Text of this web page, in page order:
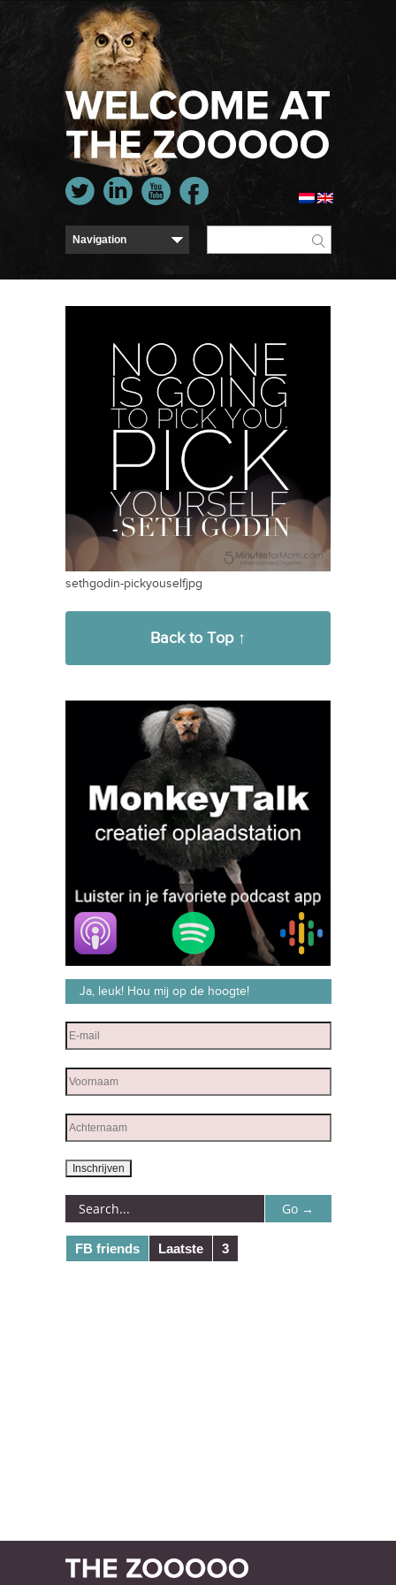
sethgodin-pickyouselfjpg
Back to Top ↑
Ja, leuk! Hou mij op de hoogte!
FB friends Laatste 3